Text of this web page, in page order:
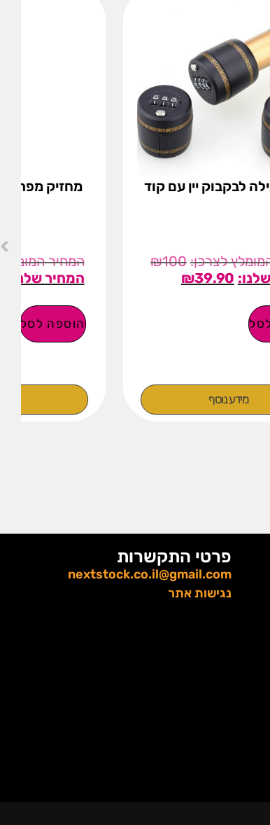
מחזיק מפתחות מטר למדידה
₪70
מידע נוסף
פרטי התקשרות
nextstock.co.il@gmail.com
נגישות אתר